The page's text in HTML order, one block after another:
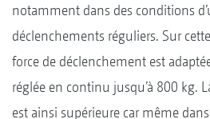
notamment dans des conditions
déclenchements réguliers. Sur
force de déclenchement est
réglée en continu jusqu’à 800 kg.
est ainsi supérieure car même